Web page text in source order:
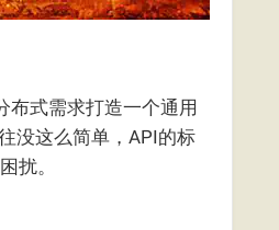
布式需求打造一个通用
没这么简单，API的标
扰。